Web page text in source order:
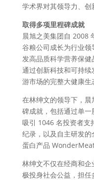
学术界对其领导力、创
取得多项里程碑成就
晨旭之美集团自 2008
谷粮公司成长为行业
发高品质科学营养保
通过创新科技和可持
游市场的完整大健康生
在林绅文的领导下，
碑成就，包括通过单
吸引 1046 名投资者支
纪录，以及自主研发
蛋白产品 WonderMeat
林绅文不仅在经商和
极投身社会公益，担